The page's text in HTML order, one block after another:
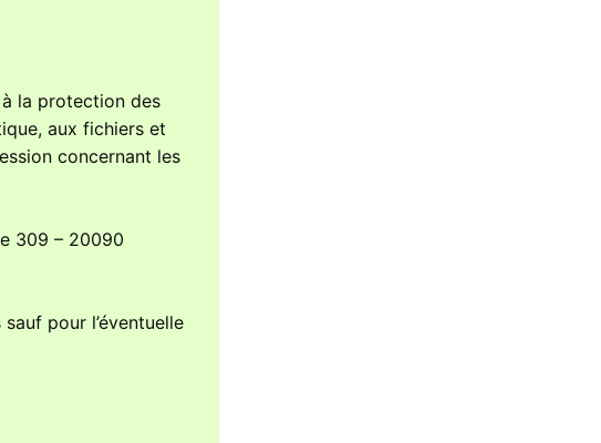
la protection des
aux fichiers et
concernant les
309 – 20090
pour l’éventuelle